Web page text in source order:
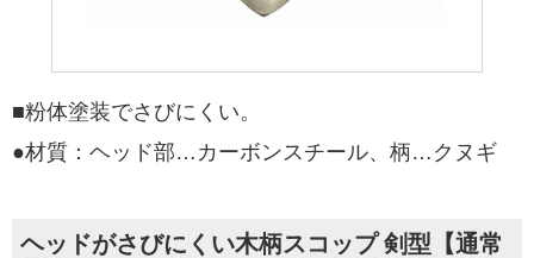
■粉体塗装でさびにくい。
●材質：ヘッド部…カーボンスチール、柄…クヌギ
ヘッドがさびにくい木柄スコップ 剣型【通常